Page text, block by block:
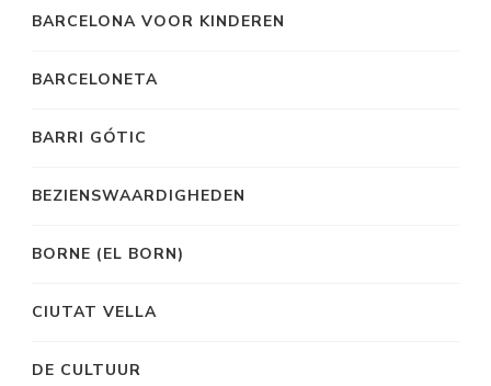
BARCELONA VOOR KINDEREN
BARCELONETA
BARRI GÓTIC
BEZIENSWAARDIGHEDEN
BORNE (EL BORN)
CIUTAT VELLA
DE CULTUUR